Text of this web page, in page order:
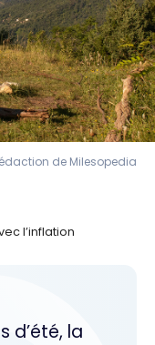
de Milesopedia
l’inflation
d’été, la